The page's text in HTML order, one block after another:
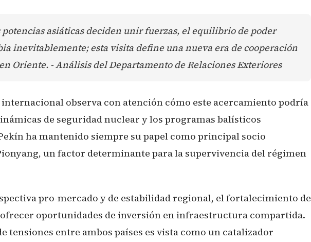
potencias asiáticas deciden unir fuerzas, el equilibrio de poder
inevitablemente; esta visita define una nueva era de cooperación
Oriente. - Análisis del Departamento de Relaciones Exteriores
observa con atención cómo este acercamiento podría
de seguridad nuclear y los programas balísticos
ha mantenido siempre su papel como principal socio
un factor determinante para la supervivencia del régimen
pro-mercado y de estabilidad regional, el fortalecimiento de
ofrecer oportunidades de inversión en infraestructura compartida.
tensiones entre ambos países es vista como un catalizador